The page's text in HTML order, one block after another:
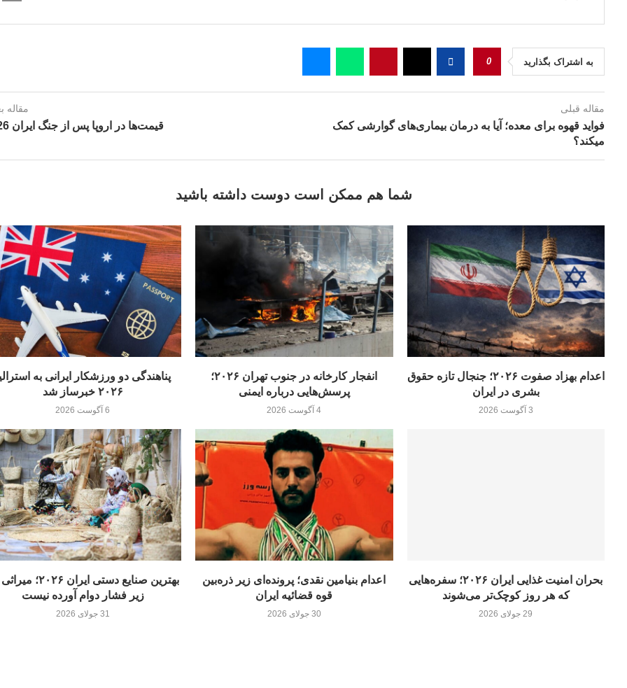
به اشتراک بگذارید 0
مقاله قبلی
فواید قهوه برای معده؛ آیا به درمان بیماری‌های گوارشی کمک
میکند؟
مقاله
قیمت‌ها در اروپا پس از جنگ ایران 2026
شما هم ممکن است دوست داشته باشید
پناهندگی دو ورزشکار ایرانی به
۲۰۲۶ خبرساز شد
6 آگوست 2026
انفجار کارخانه در جنوب تهران ۲۰۲۶؛
پرسش‌هایی درباره ایمنی
4 آگوست 2026
اعدام بهزاد صفوت ۲۰۲۶؛ جنجال تازه حقوق
بشری در ایران
3 آگوست 2026
بهترین صنایع دستی ایران
زیر فشار دوام آورده نيست
31 جولای 2026
اعدام بنیامین نقدی؛ پرونده‌ای زیر ذره‌بین
قوه قضائیه ایران
30 جولای 2026
بحران امنیت غذایی ایران ۲۰۲۶؛ سفره‌هایی
که هر روز کوچک‌تر می‌شوند
29 جولای 2026